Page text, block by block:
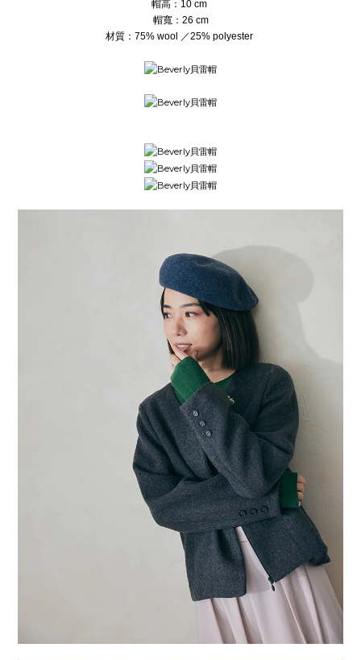
帽高：10 cm
帽寬：26 cm
材質：75% wool ／25% polyester